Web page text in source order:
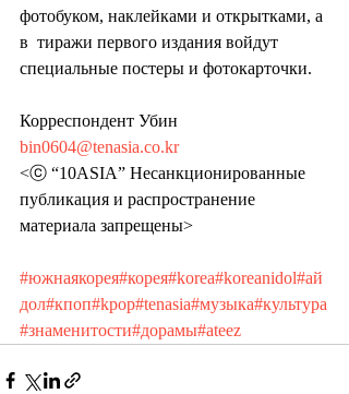
фотобуком, наклейками и открытками, а
в  тиражи первого издания войдут
специальные постеры и фотокарточки.
Корреспондент Убин
bin0604@tenasia.co.kr
<ⓒ “10ASIA” Несанкционированные
публикация и распространение
материала запрещены>
#южнаякорея#корея#korea#koreanidol#ай
дол#кпоп#kpop#tenasia#музыка#культура
#знаменитости#дорамы#ateez